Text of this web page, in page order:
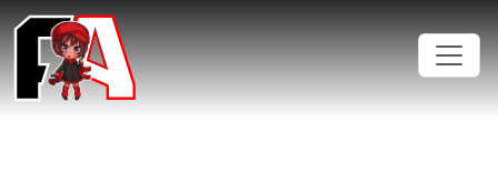
Cookies management panel